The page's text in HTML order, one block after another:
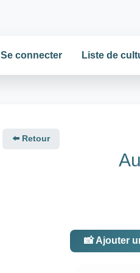
Se connecter Liste de
⬅️ Retour
📸 Ajouter